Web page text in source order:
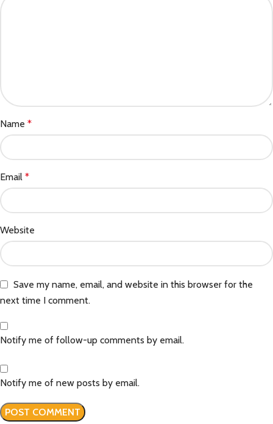
Name *
Email *
Website
Save my name, email, and website in this browser for the
next time I comment.
Notify me of follow-up comments by email.
Notify me of new posts by email.